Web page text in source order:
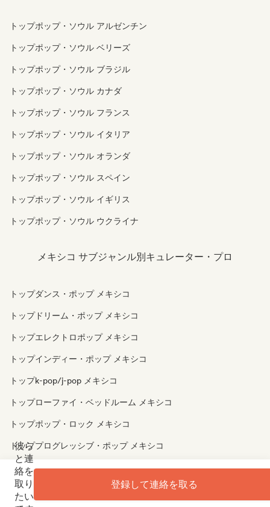
トップポップ・ソウル アルゼンチン
トップポップ・ソウル ベリーズ
トップポップ・ソウル ブラジル
トップポップ・ソウル カナダ
トップポップ・ソウル フランス
トップポップ・ソウル イタリア
トップポップ・ソウル オランダ
トップポップ・ソウル スペイン
トップポップ・ソウル イギリス
トップポップ・ソウル ウクライナ
メキシコ サブジャンル別キュレーター・プロ
トップダンス・ポップ メキシコ
トップドリーム・ポップ メキシコ
トップエレクトロポップ メキシコ
トップインディー・ポップ メキシコ
トップk-pop/j-pop メキシコ
トップローファイ・ベッドルーム メキシコ
トップポップ・ロック メキシコ
トッププログレッシブ・ポップ メキシコ
トップサイケデリック・ポップ メキシコ
トップシンセポップ メキシコ
彼ら
と連
絡を
取り
たい
登録して連絡を取る